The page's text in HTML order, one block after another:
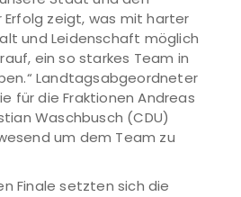
zeigt, was mit harter
und Leidenschaft möglich
ein so starkes Team in
Landtagsabgeordneter
für die Fraktionen Andreas
Waschbusch (CDU)
um dem Team zu
Finale setzten sich die